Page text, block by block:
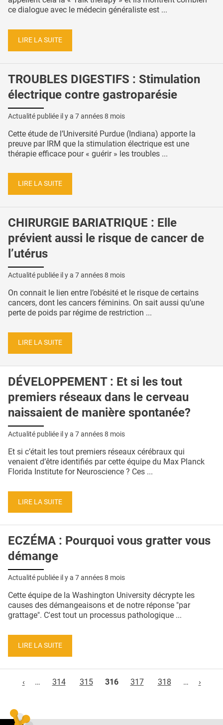
ce dialogue avec le médecin généraliste est ...
LIRE LA SUITE
TROUBLES DIGESTIFS : Stimulation
électrique contre gastroparésie
Actualité publiée il y a 7 années 8 mois
Cette étude de l’Université Purdue (Indiana) apporte la
preuve par IRM que la stimulation électrique est une
thérapie efficace pour « guérir » les troubles ...
LIRE LA SUITE
CHIRURGIE BARIATRIQUE : Elle
prévient aussi le risque de cancer de
l’utérus
Actualité publiée il y a 7 années 8 mois
On connait le lien entre l’obésité et le risque de certains
cancers, dont les cancers féminins. On sait aussi qu’une
perte de poids par régime de restriction ...
LIRE LA SUITE
DÉVELOPPEMENT : Et si les tout
premiers réseaux dans le cerveau
naissaient de manière spontanée?
Actualité publiée il y a 7 années 8 mois
Et si c’était les tout premiers réseaux cérébraux qui
venaient d’être identifiés par cette équipe du Max Planck
Florida Institute for Neuroscience ? Ces ...
LIRE LA SUITE
ECZÉMA : Pourquoi vous gratter vous
démange
Actualité publiée il y a 7 années 8 mois
Cette équipe de la Washington University décrypte les
causes des démangeaisons et de notre réponse "par
grattage". C'est tout un processus pathologique ...
LIRE LA SUITE
‹
… 314 315 316 317 318 … ›